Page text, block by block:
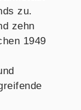
zu.
zehn
1949